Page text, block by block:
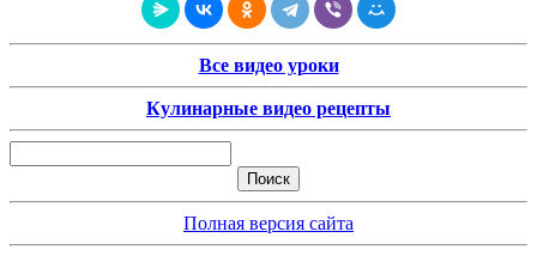
Все видео уроки
Кулинарные видео рецепты
Полная версия сайта